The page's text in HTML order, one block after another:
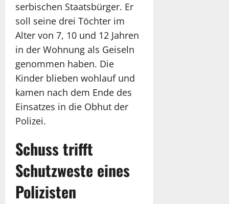
serbischen Staatsbürger. Er
soll seine drei Töchter im
Alter von 7, 10 und 12 Jahren
in der Wohnung als Geiseln
genommen haben. Die
Kinder blieben wohlauf und
kamen nach dem Ende des
Einsatzes in die Obhut der
Polizei.
Schuss trifft
Schutzweste eines
Polizisten